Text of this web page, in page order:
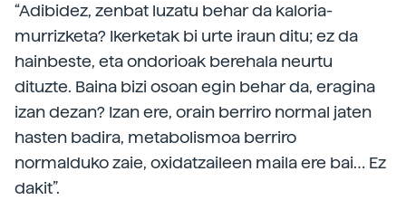
“Adibidez, zenbat luzatu behar da kaloria-
murrizketa? Ikerketak bi urte iraun ditu; ez da
hainbeste, eta ondorioak berehala neurtu
dituzte. Baina bizi osoan egin behar da, eragina
izan dezan? Izan ere, orain berriro normal jaten
hasten badira, metabolismoa berriro
normalduko zaie, oxidatzaileen maila ere bai… Ez
dakit”.